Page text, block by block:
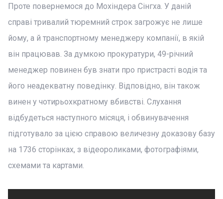
Проте повернемося до Мохіндера Сінгха. У даній
справі тривалий тюремний строк загрожує не лише
йому, а й транспортному менеджеру компанії, в якій
він працював. За думкою прокуратури, 49-річний
менеджер повинен був знати про пристрасті водія та
його неадекватну поведінку. Відповідно, він також
винен у чотирьохкратному вбивстві. Слухання
відбудеться наступного місяця, і обвинувачення
підготувало за цією справою величезну доказову базу
на 1736 сторінках, з відеороликами, фотографіями,
схемами та картами.